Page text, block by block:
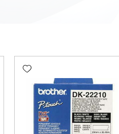
wishlist